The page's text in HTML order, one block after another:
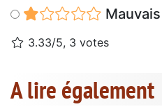
Mauvais
3.33/5, 3 votes
A lire également